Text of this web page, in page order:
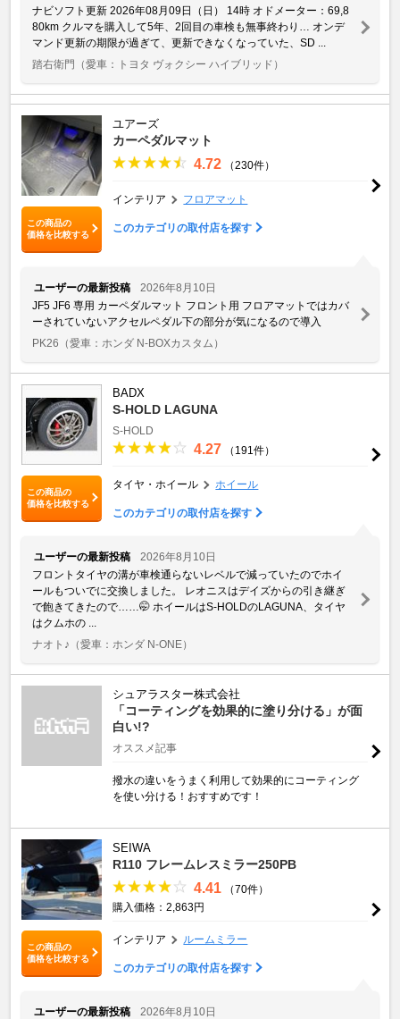
ナビソフト更新 2026年08月09日（日） 14時 オドメーター：69,8
80km クルマを購入して5年、2回目の車検も無事終わり… オンデ
マンド更新の期限が過ぎて、更新できなくなっていた、SD ...
踏右衛門 （愛車：トヨタ ヴォクシー ハイブリッド）
この商品の
価格を比較する
ユアーズ
カーペダルマット
4.72 （230件）
インテリア フロアマット
このカテゴリの取付店を探す
ユーザーの最新投稿
2026年8月10日
JF5 JF6 専用 カーペダルマット フロント用 フロアマットではカバ
ーされていないアクセルペダル下の部分が気になるので導入
PK26 （愛車：ホンダ N-BOXカスタム）
この商品の
価格を比較する
BADX
S-HOLD LAGUNA
S-HOLD
4.27 （191件）
タイヤ・ホイール ホイール
このカテゴリの取付店を探す
ユーザーの最新投稿
2026年8月10日
フロントタイヤの溝が車検通らないレベルで減っていたのでホイ
ールもついでに交換しました。 レオニスはデイズからの引き継ぎ
で飽きてきたので……🤭 ホイールはS-HOLDのLAGUNA、タイヤ
はクムホの ...
ナオト♪ （愛車：ホンダ N-ONE）
シュアラスター株式会社
「コーティングを効果的に塗り分ける」が面
白い!?
オススメ記事
撥水の違いをうまく利用して効果的にコーティング
を使い分ける！おすすめです！
この商品の
価格を比較する
SEIWA
R110 フレームレスミラー250PB
4.41
（70件）
購入価格：2,863円
インテリア ルームミラー
このカテゴリの取付店を探す
ユーザーの最新投稿
2026年8月10日